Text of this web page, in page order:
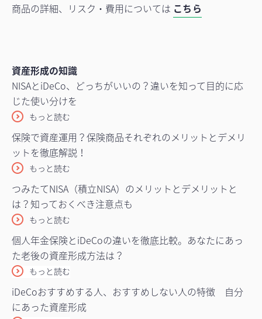
商品の詳細、リスク・費用については こちら
資産形成の知識
NISAとiDeCo、どっちがいいの？違いを知って目的に応
じた使い分けを
もっと読む
保険で資産運用？保険商品それぞれのメリットとデメリ
ットを徹底解説！
もっと読む
つみたてNISA（積立NISA）のメリットとデメリットと
は？知っておくべき注意点も
もっと読む
個人年金保険とiDeCoの違いを徹底比較。あなたにあっ
た老後の資産形成方法は？
もっと読む
iDeCoおすすめする人、おすすめしない人の特徴 自分
にあった資産形成